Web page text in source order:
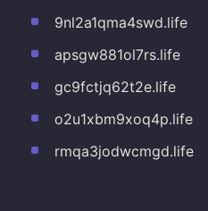
9nl2a1qma4swd.life
apsgw881ol7rs.life
gc9fctjq62t2e.life
o2u1xbm9xoq4p.life
rmqa3jodwcmgd.life